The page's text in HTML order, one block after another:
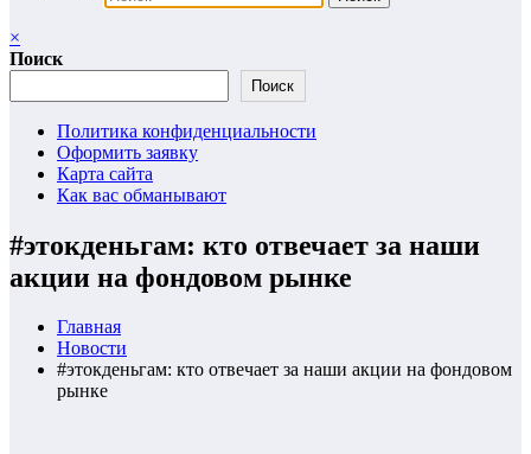
×
Поиск
Поиск
Политика конфиденциальности
Оформить заявку
Карта сайта
Как вас обманывают
#этокденьгам: кто отвечает за наши
акции на фондовом рынке
Главная
Новости
#этокденьгам: кто отвечает за наши акции на фондовом
рынке